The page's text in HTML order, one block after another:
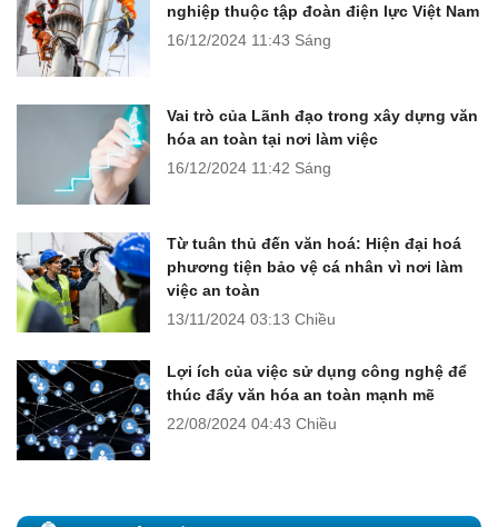
nghiệp thuộc tập đoàn điện lực Việt Nam
16/12/2024 11:43 Sáng
Vai trò của Lãnh đạo trong xây dựng văn
hóa an toàn tại nơi làm việc
16/12/2024 11:42 Sáng
Từ tuân thủ đến văn hoá: Hiện đại hoá
phương tiện bảo vệ cá nhân vì nơi làm
việc an toàn
13/11/2024 03:13 Chiều
Lợi ích của việc sử dụng công nghệ để
thúc đẩy văn hóa an toàn mạnh mẽ
22/08/2024 04:43 Chiều